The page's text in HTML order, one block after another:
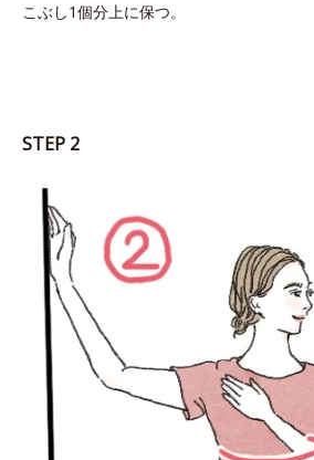
こぶし1個分上に保つ。
STEP 2